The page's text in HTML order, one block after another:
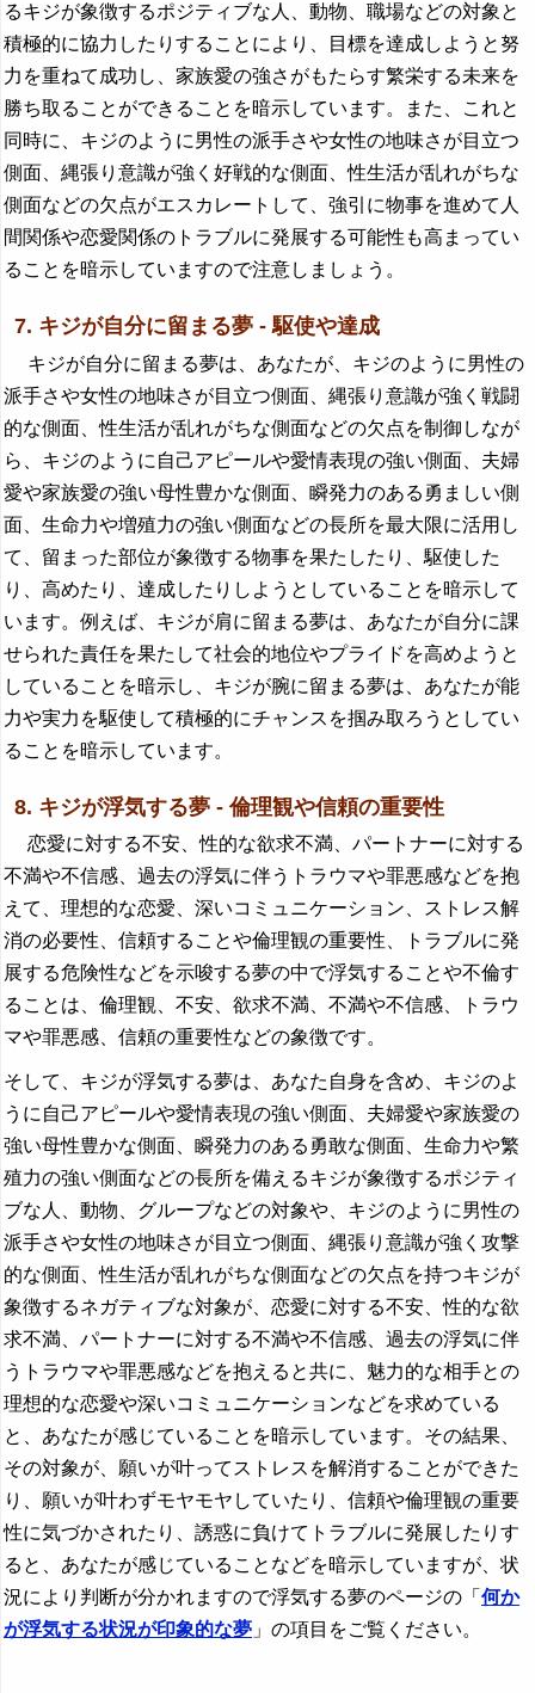
るキジが象徴するポジティブな人、動物、職場などの対象と
積極的に協力したりすることにより、目標を達成しようと努
力を重ねて成功し、家族愛の強さがもたらす繁栄する未来を
勝ち取ることができることを暗示しています。また、これと
同時に、キジのように男性の派手さや女性の地味さが目立つ
側面、縄張り意識が強く好戦的な側面、性生活が乱れがちな
側面などの欠点がエスカレートして、強引に物事を進めて人
間関係や恋愛関係のトラブルに発展する可能性も高まってい
ることを暗示していますので注意しましょう。
7. キジが自分に留まる夢 - 駆使や達成
キジが自分に留まる夢は、あなたが、キジのように男性の
派手さや女性の地味さが目立つ側面、縄張り意識が強く戦闘
的な側面、性生活が乱れがちな側面などの欠点を制御しなが
ら、キジのように自己アピールや愛情表現の強い側面、夫婦
愛や家族愛の強い母性豊かな側面、瞬発力のある勇ましい側
面、生命力や増殖力の強い側面などの長所を最大限に活用し
て、留まった部位が象徴する物事を果たしたり、駆使した
り、高めたり、達成したりしようとしていることを暗示して
います。例えば、キジが肩に留まる夢は、あなたが自分に課
せられた責任を果たして社会的地位やプライドを高めようと
していることを暗示し、キジが腕に留まる夢は、あなたが能
力や実力を駆使して積極的にチャンスを掴み取ろうとしてい
ることを暗示しています。
8. キジが浮気する夢 - 倫理観や信頼の重要性
恋愛に対する不安、性的な欲求不満、パートナーに対する
不満や不信感、過去の浮気に伴うトラウマや罪悪感などを抱
えて、理想的な恋愛、深いコミュニケーション、ストレス解
消の必要性、信頼することや倫理観の重要性、トラブルに発
展する危険性などを示唆する夢の中で浮気することや不倫す
ることは、倫理観、不安、欲求不満、不満や不信感、トラウ
マや罪悪感、信頼の重要性などの象徴です。
そして、キジが浮気する夢は、あなた自身を含め、キジのよ
うに自己アピールや愛情表現の強い側面、夫婦愛や家族愛の
強い母性豊かな側面、瞬発力のある勇敢な側面、生命力や繁
殖力の強い側面などの長所を備えるキジが象徴するポジティ
ブな人、動物、グループなどの対象や、キジのように男性の
派手さや女性の地味さが目立つ側面、縄張り意識が強く攻撃
的な側面、性生活が乱れがちな側面などの欠点を持つキジが
象徴するネガティブな対象が、恋愛に対する不安、性的な欲
求不満、パートナーに対する不満や不信感、過去の浮気に伴
うトラウマや罪悪感などを抱えると共に、魅力的な相手との
理想的な恋愛や深いコミュニケーションなどを求めている
と、あなたが感じていることを暗示しています。その結果、
その対象が、願いが叶ってストレスを解消することができた
り、願いが叶わずモヤモヤしていたり、信頼や倫理観の重要
性に気づかされたり、誘惑に負けてトラブルに発展したりす
ると、あなたが感じていることなどを暗示していますが、状
況により判断が分かれますので浮気する夢のページの「 何か
が浮気する状況が印象的な夢 」の項目をご覧ください。